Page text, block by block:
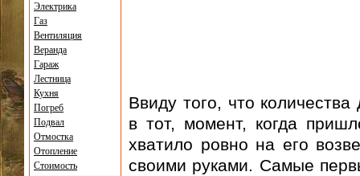
Ввиду того, что
в тот, момент, когда
хватило ровно на его
своими руками. Самые
Электрика
Газ
Вентиляция
Веранда
Гараж
Лестница
Кухня
Погреб
Подвал
Отмостка
Отопление
Стоимость